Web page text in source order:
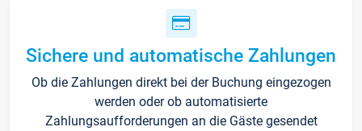
Sichere und automatische Zahlungen
Ob die Zahlungen direkt bei der Buchung eingezogen
werden oder ob automatisierte
Zahlungsaufforderungen an die Gäste gesendet